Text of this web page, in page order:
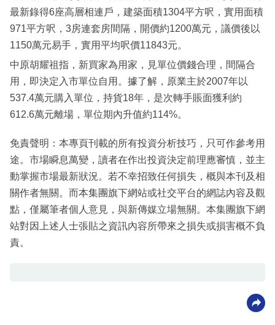
最新錄得6座高層相連戶，建築面積1304平方呎，實用面積
971平方呎，3房連套房間隔，開價約1200萬元，議價後以
1150萬元易手，實用平均呎價11843元。
中原胡耀祖指，新買家為用家，見單位價錢合理，間隔合
用，即決定入市單位自用。據了解，原業主於2007年以
537.4萬元購入單位，持貨18年，是次轉手賬面獲利約
612.6萬元離場，單位期內升值約114%。
免責聲明：本專頁刊載的所有投資分析技巧，只可作參考用
途。市場瞬息萬變，讀者在作出投資決定前理應審慎，並主
動掌握市場最新狀況。若不幸招致任何損失，概與本刊及相
關作者無關。而本集團旗下網站或社交平台的網誌內容及觀
點，僅屬筆者個人意見，與新傳媒立場無關。本集團旗下網
站對因上述人士張貼之資訊內容所帶來之損失或損害概不負
責。